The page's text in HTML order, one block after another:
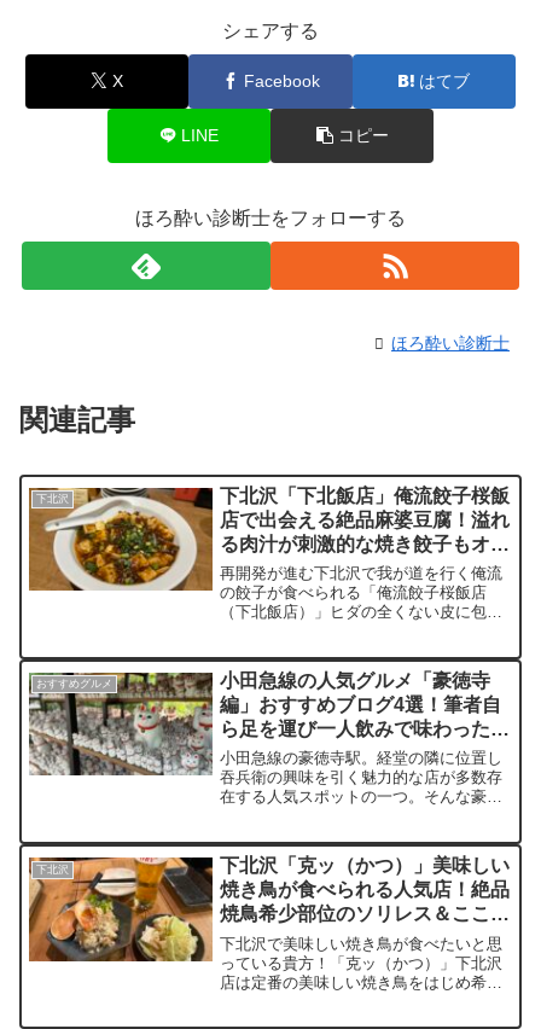
シェアする
X Facebook はてブ
LINE コピー
ほろ酔い診断士をフォローする
ほろ酔い診断士
関連記事
下北沢
下北沢「下北飯店」俺流餃子桜飯
店で出会える絶品麻婆豆腐！溢れ
る肉汁が刺激的な焼き餃子もオス
スメ
再開発が進む下北沢で我が道を行く俺流
の餃子が食べられる「俺流餃子桜飯店
（下北飯店）」ヒダの全くない皮に包ま
じんにカットされていて小ぶりながらも
食べ応え十分の焼き餃子。お腹の具合に
合わせてハーフサイズから用意されてい
るので色々食べたい人にオススメ！
おすすめグルメ
小田急線の人気グルメ「豪徳寺
編」おすすめブログ4選！筆者自
ら足を運び一人飲みで味わった美
味しい料理
小田急線の豪徳寺駅。経堂の隣に位置し
吞兵衛の興味を引く魅力的な店が多数存
在する人気スポットの一つ。そんな豪徳
焼き鳥から焼肉に定食と、幅広いニーズ
に対応できる豪徳寺周辺のグルメツア
ー。豪徳寺に向かう際に一度は覗いてい
って欲しい師玉の1ページ。
下北沢
下北沢「克ッ（かつ）」美味しい
焼き鳥が食べられる人気店！絶品
焼鳥希少部位のソリレス＆こころ
のこり
下北沢で美味しい焼き鳥が食べたいと思
っている貴方！「克ッ（かつ）」下北沢
店は定番の美味しい焼き鳥をはじめ希少